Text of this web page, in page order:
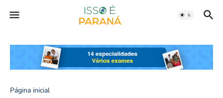
Página inicial